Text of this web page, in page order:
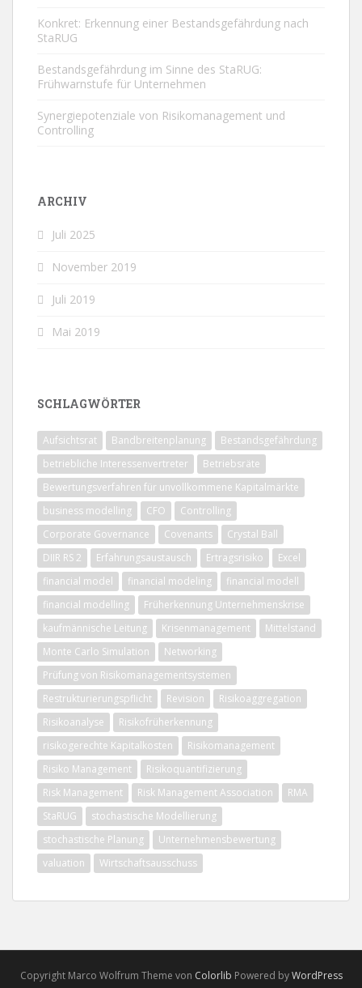
Konkret: Erkennung einer Bestandsgefährdung nach
StaRUG
Bestandsgefährdung im Sinne des StaRUG:
Frühwarnstufe für Unternehmen
Synergiepotenziale von Risikomanagement und
Controlling
ARCHIV
Juli 2025
November 2019
Juli 2019
Mai 2019
SCHLAGWÖRTER
Aufsichtsrat Bandbreitenplanung
Bestandsgefährdung
betriebliche Interessenvertreter
Betriebsräte
Bewertungsverfahren für unvollkommene Kapitalmärkte
business modelling
CFO
Controlling
Corporate Governance
Covenants
Crystal Ball
DIIR RS 2
Erfahrungsaustausch Ertragsrisiko
Excel
financial model
financial modeling
financial modell
financial modelling
Früherkennung Unternehmenskrise
kaufmännische Leitung
Krisenmanagement
Mittelstand
Monte Carlo Simulation
Networking
Prüfung von Risikomanagementsystemen
Restrukturierungspflicht
Revision
Risikoaggregation
Risikoanalyse
Risikofrüherkennung
risikogerechte Kapitalkosten
Risikomanagement
Risiko Management
Risikoquantifizierung
Risk Management
Risk Management Association
RMA
StaRUG
stochastische Modellierung
stochastische Planung
Unternehmensbewertung
valuation
Wirtschaftsausschuss
Copyright Marco Wolfrum Theme von Colorlib Powered byWordPress